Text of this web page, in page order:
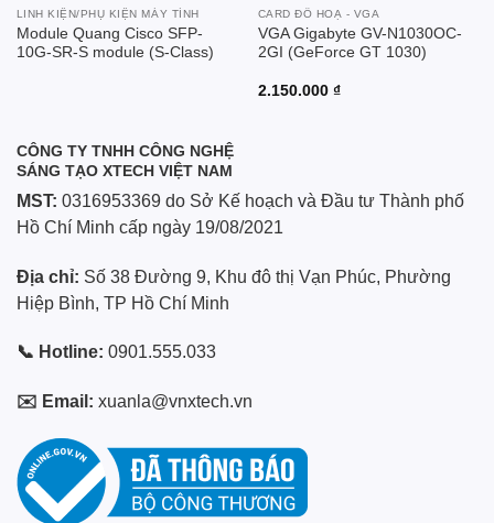
LINH KIỆN/PHỤ KIỆN MÁY TÍNH
Module Quang Cisco SFP-
10G-SR-S module (S-Class)
CARD ĐỒ HOẠ - VGA
VGA Gigabyte GV-N1030OC-
2GI (GeForce GT 1030)
2.150.000 ₫
CÔNG TY TNHH CÔNG NGHỆ
SÁNG TẠO XTECH VIỆT NAM
MST: 0316953369 do Sở Kế hoạch và Đầu tư Thành phố
Hồ Chí Minh cấp ngày 19/08/2021
Địa chỉ: Số 38 Đường 9, Khu đô thị Vạn Phúc, Phường
Hiệp Bình, TP Hồ Chí Minh
📞 Hotline: 0901.555.033
✉️ Email: xuanla@vnxtech.vn